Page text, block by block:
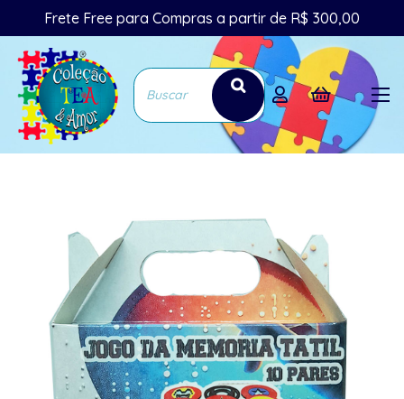
Frete Free para Compras a partir de R$ 300,00